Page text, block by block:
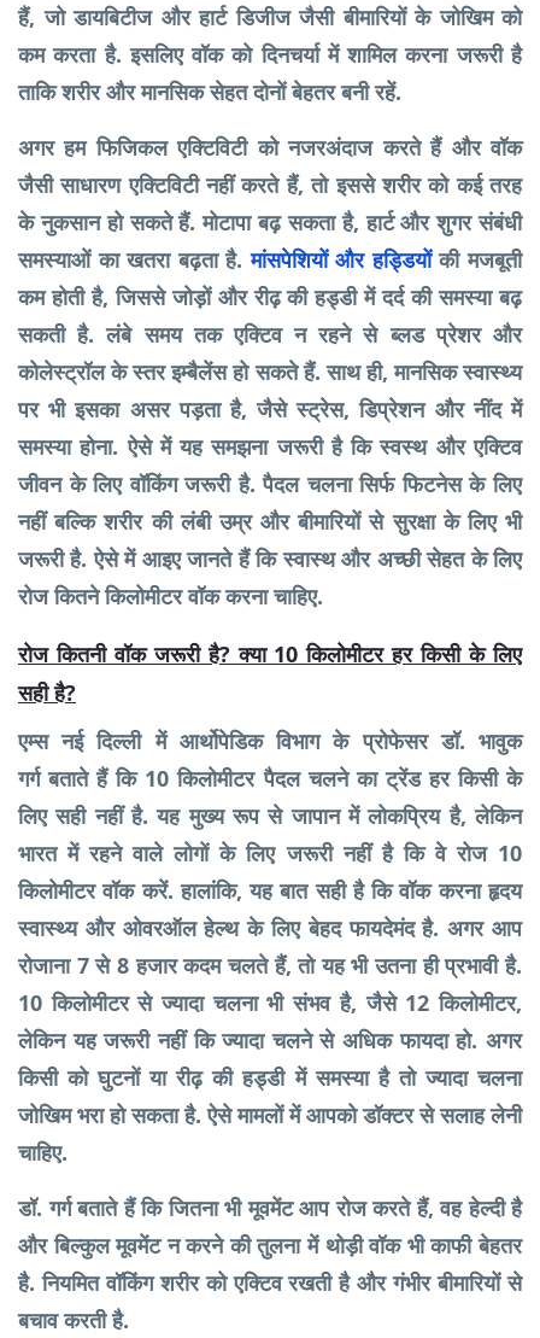
हैं, जो डायबिटीज और हार्ट डिजीज जैसी बीमारियों के जोखिम को
कम करता है. इसलिए वॉक को दिनचर्या में शामिल करना जरूरी है
ताकि शरीर और मानसिक सेहत दोनों बेहतर बनी रहें.
अगर हम फिजिकल एक्टिविटी को नजरअंदाज करते हैं और वॉक
जैसी साधारण एक्टिविटी नहीं करते हैं, तो इससे शरीर को कई तरह
के नुकसान हो सकते हैं. मोटापा बढ़ सकता है, हार्ट और शुगर संबंधी
समस्याओं का खतरा बढ़ता है.मांसपेशियों और हड्डियोंकी मजबूती
कम होती है, जिससे जोड़ों और रीढ़ की हड्डी में दर्द की समस्या बढ़
सकती है. लंबे समय तक एक्टिव न रहने से ब्लड प्रेशर और
कोलेस्ट्रॉल के स्तर इम्बैलेंस हो सकते हैं. साथ ही, मानसिक स्वास्थ्य
पर भी इसका असर पड़ता है, जैसे स्ट्रेस, डिप्रेशन और नींद में
समस्या होना. ऐसे में यह समझना जरूरी है कि स्वस्थ और एक्टिव
जीवन के लिए वॉकिंग जरूरी है. पैदल चलना सिर्फ फिटनेस के लिए
नहीं बल्कि शरीर की लंबी उम्र और बीमारियों से सुरक्षा के लिए भी
जरूरी है. ऐसे में आइए जानते हैं कि स्वास्थ और अच्छी सेहत के लिए
रोज कितने किलोमीटर वॉक करना चाहिए.
रोज कितनी वॉक जरूरी है? क्या 10 किलोमीटर हर किसी के लिए
सही है?
एम्स नई दिल्ली में आर्थोपेडिक विभाग के प्रोफेसर डॉ. भावुक
गर्गबताते हैं कि 10 किलोमीटर पैदल चलने का ट्रेंड हर किसी के
लिए सही नहीं है. यह मुख्य रूप से जापान में लोकप्रिय है, लेकिन
भारत में रहने वाले लोगों के लिए जरूरी नहीं है कि वे रोज 10
किलोमीटर वॉक करें. हालांकि, यह बात सही है कि वॉक करना हृदय
स्वास्थ्य और ओवरऑल हेल्थ के लिए बेहद फायदेमंद है. अगर आप
रोजाना 7 से 8 हजार कदम चलते हैं, तो यह भी उतना ही प्रभावी है.
10 किलोमीटर से ज्यादा चलना भी संभव है, जैसे 12 किलोमीटर,
लेकिन यह जरूरी नहीं कि ज्यादा चलने से अधिक फायदा हो. अगर
किसी को घुटनों या रीढ़ की हड्डी में समस्या है तो ज्यादा चलना
जोखिम भरा हो सकता है. ऐसे मामलों में आपको डॉक्टर से सलाह लेनी
चाहिए.
डॉ. गर्गबताते हैं कि जितना भी मूवमेंट आप रोज करते हैं, वह हेल्दी है
और बिल्कुल मूवमेंट न करने की तुलना में थोड़ी वॉक भी काफी बेहतर
है. नियमित वॉकिंग शरीर को एक्टिव रखती है और गंभीर बीमारियों से
बचाव करती है.